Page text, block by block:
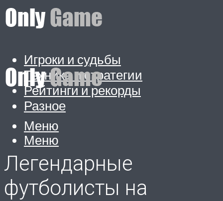
Игроки и судьбы
Техника и стратегии
Рейтинги и рекорды
Разное
Меню
Меню
Легендарные
футболисты на